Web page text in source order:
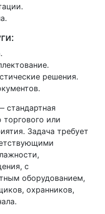
решения.
стандартная
или
Задача требует
с
оборудованием,
охранников,